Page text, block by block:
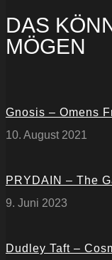
DAS
MÖGEN
Gnosis – Omens
10. August 2021
PRYDAIN – The
9. Juni 2023
Dudley Taft –